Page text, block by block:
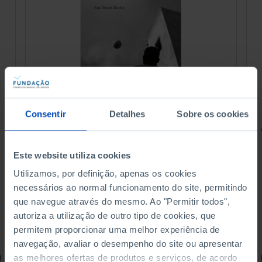
Consentir Detalhes Sobre os cookies
Este website utiliza cookies
Utilizamos, por definição, apenas os cookies
necessários ao normal funcionamento do site, permitindo
que navegue através do mesmo. Ao "Permitir todos",
autoriza a utilização de outro tipo de cookies, que
permitem proporcionar uma melhor experiência de
navegação, avaliar o desempenho do site ou apresentar
as melhores ofertas de produtos e serviços, de acordo
RETRATOS
Promessas do Futebol
4,50 € 5,00 €
Comprar